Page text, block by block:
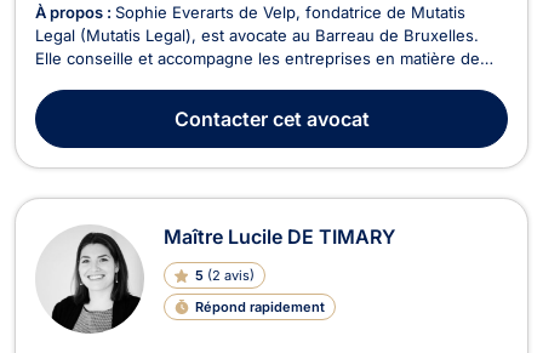
À propos : Sophie Everarts de Velp, fondatrice de Mutatis
Legal (Mutatis Legal), est avocate au Barreau de Bruxelles.
Elle conseille et accompagne les entreprises en matière de
modèles), de droit des technologies (intelligence artificielle,
sites internet, e-commerce, contr...
Contactercet avocat
Maître Lucile DE TIMARY
5 (2 avis)
Répond rapidement